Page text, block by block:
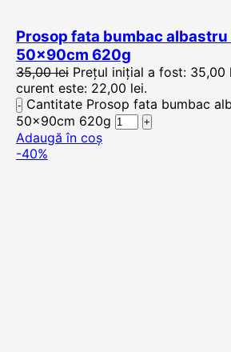
Prosop fata bumbac
50x90cm 620g
35,00lei Prețul inițial a fost: 35,00
curent este: 22,00 lei.
Cantitate Prosop fata bumbac
50x90cm 620g
Adaugă în coș
-40%